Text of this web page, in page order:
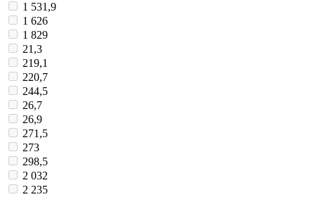
1 531,9
1 626
1 829
21,3
219,1
220,7
244,5
26,7
26,9
271,5
273
298,5
2 032
2 235